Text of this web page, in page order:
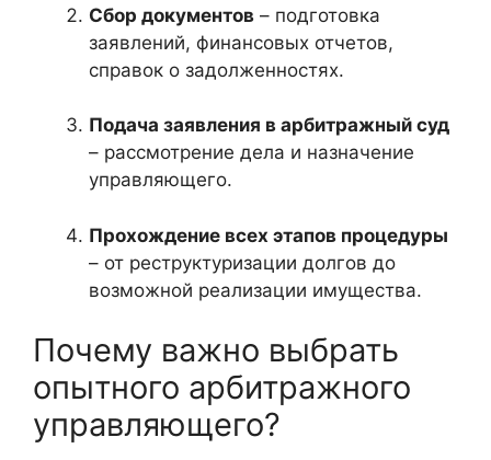
Сбор документов – подготовка
заявлений, финансовых отчетов,
справок о задолженностях.
Подача заявления в арбитражный суд
– рассмотрение дела и назначение
управляющего.
Прохождение всех этапов процедуры
– от реструктуризации долгов до
возможной реализации имущества.
Почему важно выбрать
опытного арбитражного
управляющего?